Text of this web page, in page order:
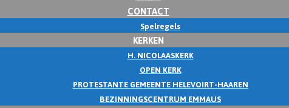
CONTACT
Spelregels
KERKEN
H. NICOLAASKERK
OPEN KERK
PROTESTANTE GEMEENTE HELEVOIRT-HAAREN
BEZINNINGSCENTRUM EMMAUS